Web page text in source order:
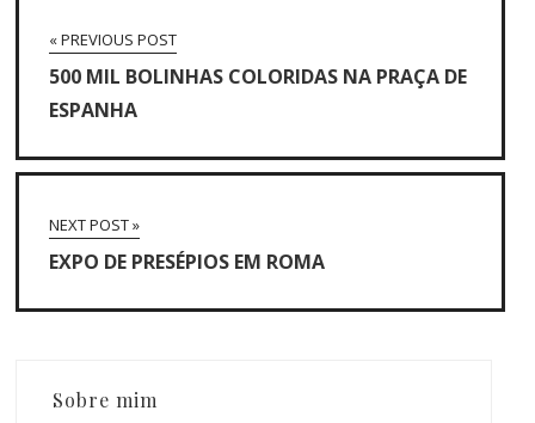
« PREVIOUS POST
500 MIL BOLINHAS COLORIDAS NA PRAÇA DE
ESPANHA
NEXT POST »
EXPO DE PRESÉPIOS EM ROMA
Sobre mim